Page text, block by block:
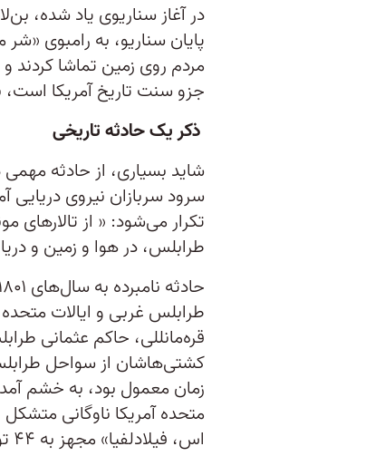
در آغاز سناریوی یاد شده،
پایان سناریو، به رامبوی
مردم روی زمین تماشا کردند
جزو سنت تاریخ آمریکا است،
ذکر یک حادثه تاریخی
شاید بسیاری‌، از حادثه مهمی
سرود سربازان نیروی دریایی
تکرار می‌شود: « از تالارهای
طرابلس، در هوا و زمین و
طرابلس غربی و ایالات
قره‌مانللی، حاکم عثمانی
کشتی‌هاشان از سواحل
زمان معمول بود، به خشم آمد
متحده آمریکا ناوگانی
اس، فیلادلفیا» مجهز به ۴۴ توپ جنگی، به سواحل لیبی فرستاد.